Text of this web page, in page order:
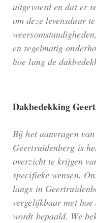
uitgevoerd en dat er
om deze levensduur
en regelmatig
hoe lang de
Dakbedekking
Bij het aanvragen
Geertruidenberg is
overzicht te krijgen
specifieke wensen.
langs in
vergelijkbaar met
wordt bepaald. We